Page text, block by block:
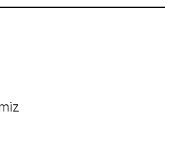
farklı alternatifler olmalı.